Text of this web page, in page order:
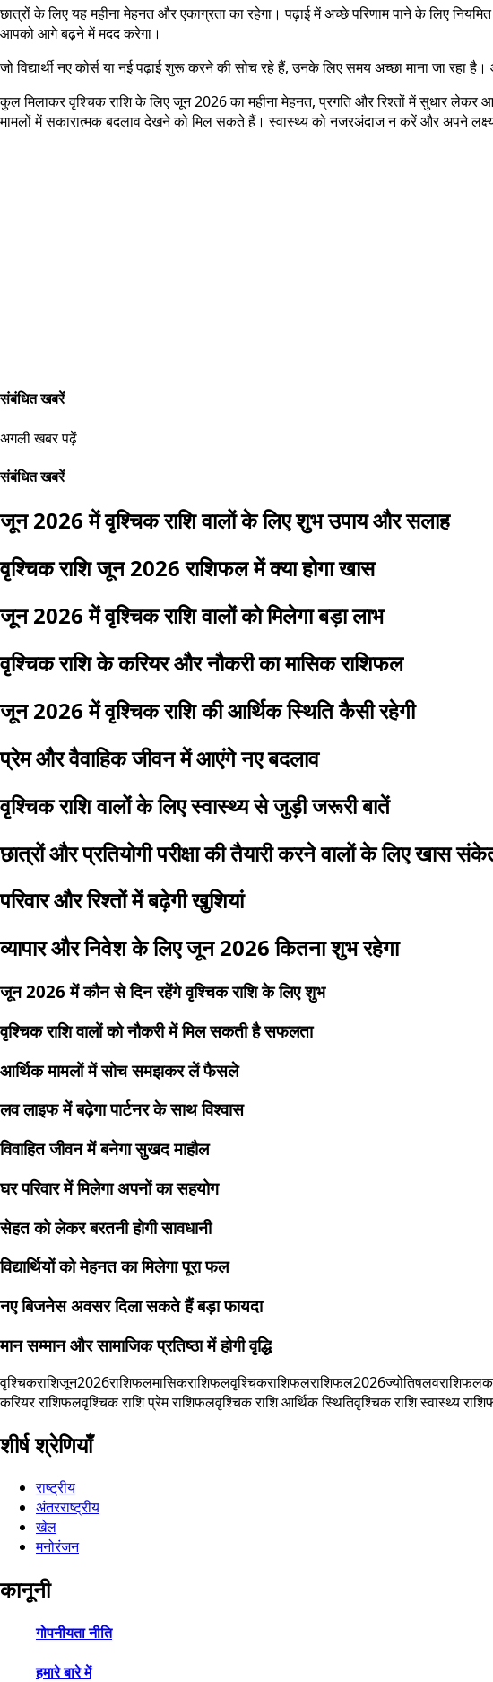
छात्रों के लिए यह महीना मेहनत और एकाग्रता का रहेगा। पढ़ाई में अच्छे परिणाम पाने के लिए
आपको आगे बढ़ने में मदद करेगा।
जो विद्यार्थी नए कोर्स या नई पढ़ाई शुरू करने की सोच रहे हैं, उनके लिए समय अच्छा माना जा रहा
कुल मिलाकर वृश्चिक राशि के लिए जून 2026 का महीना मेहनत, प्रगति और रिश्तों में सुधार
मामलों में सकारात्मक बदलाव देखने को मिल सकते हैं। स्वास्थ्य को नजरअंदाज न करें और अपने
संबंधित खबरें
अगली खबर पढ़ें
संबंधित खबरें
जून 2026 में वृश्चिक राशि वालों के लिए शुभ उपाय और सलाह
वृश्चिक राशि जून 2026 राशिफल में क्या होगा खास
जून 2026 में वृश्चिक राशि वालों को मिलेगा बड़ा लाभ
वृश्चिक राशि के करियर और नौकरी का मासिक राशिफल
जून 2026 में वृश्चिक राशि की आर्थिक स्थिति कैसी रहेगी
प्रेम और वैवाहिक जीवन में आएंगे नए बदलाव
वृश्चिक राशि वालों के लिए स्वास्थ्य से जुड़ी जरूरी बातें
छात्रों और प्रतियोगी परीक्षा की तैयारी करने वालों के लिए खास
परिवार और रिश्तों में बढ़ेगी खुशियां
व्यापार और निवेश के लिए जून 2026 कितना शुभ रहेगा
जून 2026 में कौन से दिन रहेंगे वृश्चिक राशि के लिए शुभ
वृश्चिक राशि वालों को नौकरी में मिल सकती है सफलता
आर्थिक मामलों में सोच समझकर लें फैसले
लव लाइफ में बढ़ेगा पार्टनर के साथ विश्वास
विवाहित जीवन में बनेगा सुखद माहौल
घर परिवार में मिलेगा अपनों का सहयोग
सेहत को लेकर बरतनी होगी सावधानी
विद्यार्थियों को मेहनत का मिलेगा पूरा फल
नए बिजनेस अवसर दिला सकते हैं बड़ा फायदा
मान सम्मान और सामाजिक प्रतिष्ठा में होगी वृद्धि
वृश्चिकराशिजून2026राशिफलमासिकराशिफलवृश्चिकराशिफलराशिफल2026ज्योतिषलवराशिफल
करियर राशिफलवृश्चिक राशि प्रेम राशिफलवृश्चिक राशि आर्थिक स्थितिवृश्चिक राशि स्वास्थ्य
शीर्ष श्रेणियाँ
राष्ट्रीय
अंतरराष्ट्रीय
खेल
मनोरंजन
कानूनी
गोपनीयता नीति
हमारे बारे में